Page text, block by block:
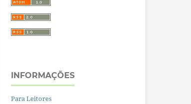
INFORMAÇÕES
Para Leitores